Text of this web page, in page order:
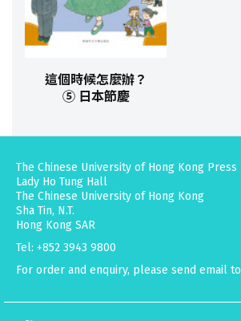
這個時候怎麼辦？
⑤ 日本節慶
The Chinese University of Hong Kong Press
Lady Ho Tung Hall
The Chinese University of Hong Kong
Sha Tin, N.T.
Hong Kong SAR
Tel: +852 3943 9800
For order and enquiry, please send email to